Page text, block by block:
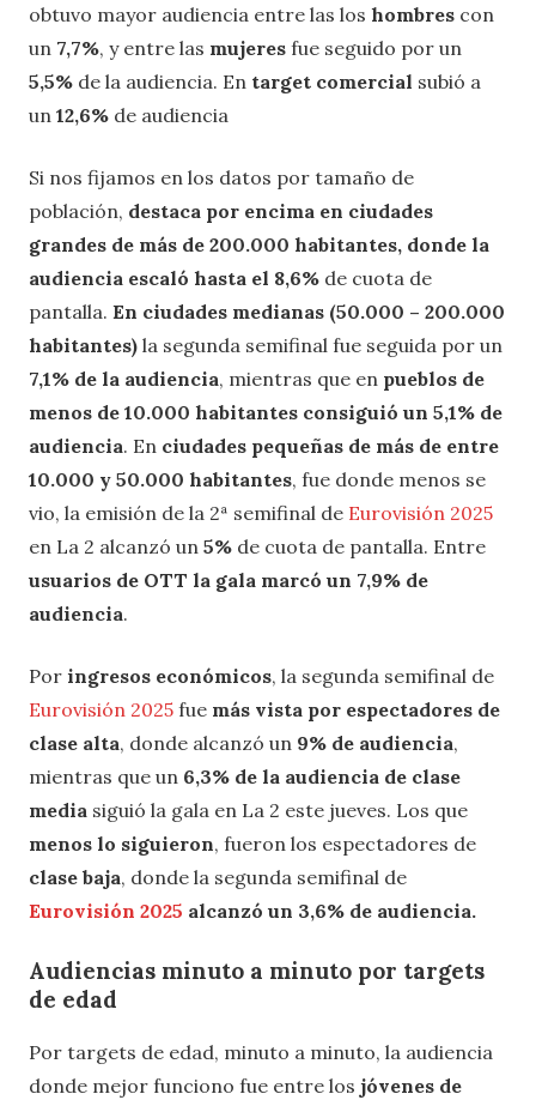
obtuvo mayor audiencia entre las los hombres con
un 7,7%, y entre las mujeres fue seguido por un
5,5% de la audiencia. En target comercial subió a
un 12,6% de audiencia
Si nos fijamos en los datos por tamaño de
población, destaca por encima en ciudades
grandes de más de 200.000 habitantes, donde la
audiencia escaló hasta el 8,6% de cuota de
pantalla. En ciudades medianas (50.000 – 200.000
habitantes) la segunda semifinal fue seguida por un
7,1% de la audiencia, mientras que en pueblos de
menos de 10.000 habitantes consiguió un 5,1% de
audiencia. En ciudades pequeñas de más de entre
10.000 y 50.000 habitantes, fue donde menos se
vio, la emisión de la 2ª semifinal de Eurovisión 2025
en La 2 alcanzó un 5% de cuota de pantalla. Entre
usuarios de OTT la gala marcó un 7,9% de
audiencia.
Por ingresos económicos, la segunda semifinal de
Eurovisión 2025 fue más vista por espectadores de
clase alta, donde alcanzó un 9% de audiencia,
mientras que un 6,3% de la audiencia de clase
media siguió la gala en La 2 este jueves. Los que
menos lo siguieron, fueron los espectadores de
clase baja, donde la segunda semifinal de
Eurovisión 2025 alcanzó un 3,6% de audiencia.
Audiencias minuto a minuto por targets
de edad
Por targets de edad, minuto a minuto, la audiencia
donde mejor funciono fue entre los jóvenes de